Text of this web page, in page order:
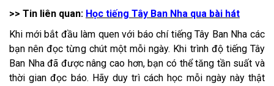
>> Tin liên quan: Học tiếng Tây Ban Nha qua bài hát
Khi mới bắt đầu làm quen với báo chí tiếng Tây Ban Nha các
bạn nên đọc từng chút một mỗi ngày. Khi trình độ tiếng Tây
Ban Nha đã được nâng cao hơn, bạn có thể tăng tần suất và
thời gian đọc báo. Hãy duy trì cách học mỗi ngày này thật